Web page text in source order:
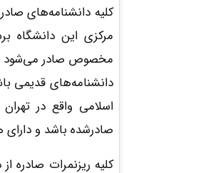
کلیه دانشنامه‌های
مخصوص صادر می‌شود و
دانشنامه‌های قدیمی
اسلامی واقع در
صادرشده باشد و دارای
کلیه ریزنمرات صادره